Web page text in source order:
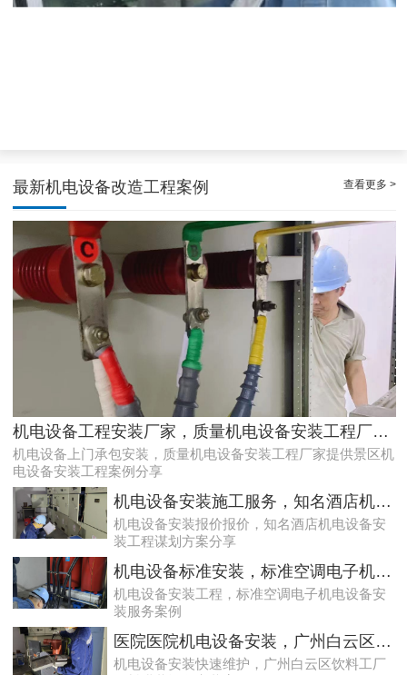
专业化白云低压配电房年检保养公司，全过程服务记录
遵从法规的荔湾配电房检测服务|降低配电房故障状态
最新机电设备改造工程案例 查看更多 >
机电设备工程安装厂家，质量机电设备安装工程厂家提供景区机电设备安装工程案例分享
机电设备上门承包安装，质量机电设备安装工程厂家提供景区机
电设备安装工程案例分享
机电设备安装施工服务，知名酒店机电设备安装工程谋划方案分享
机电设备安装报价报价，知名酒店机电设备安
装工程谋划方案分享
机电设备标准安装，标准空调电子机电设备安装服务案例
机电设备安装工程，标准空调电子机电设备安
装服务案例
医院医院机电设备安装，广州白云区饮料工厂饮料灌装设备安装案例
机电设备安装快速维护，广州白云区饮料工厂